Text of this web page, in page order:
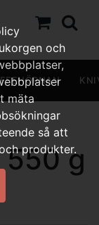
g
och
mäta
så att
produkter.